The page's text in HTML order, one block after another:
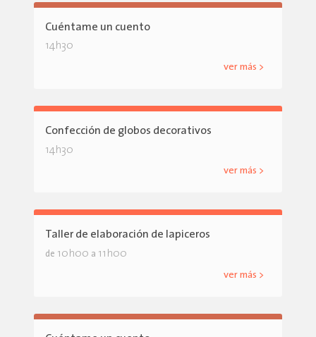
Cuéntame un cuento
14h30
ver más >
Confección de globos decorativos
14h30
ver más >
Taller de elaboración de lapiceros
de 10h00 a 11h00
ver más >